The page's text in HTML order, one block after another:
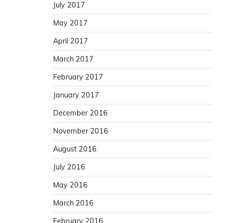
July 2017
May 2017
April 2017
March 2017
February 2017
January 2017
December 2016
November 2016
August 2016
July 2016
May 2016
March 2016
February 2016